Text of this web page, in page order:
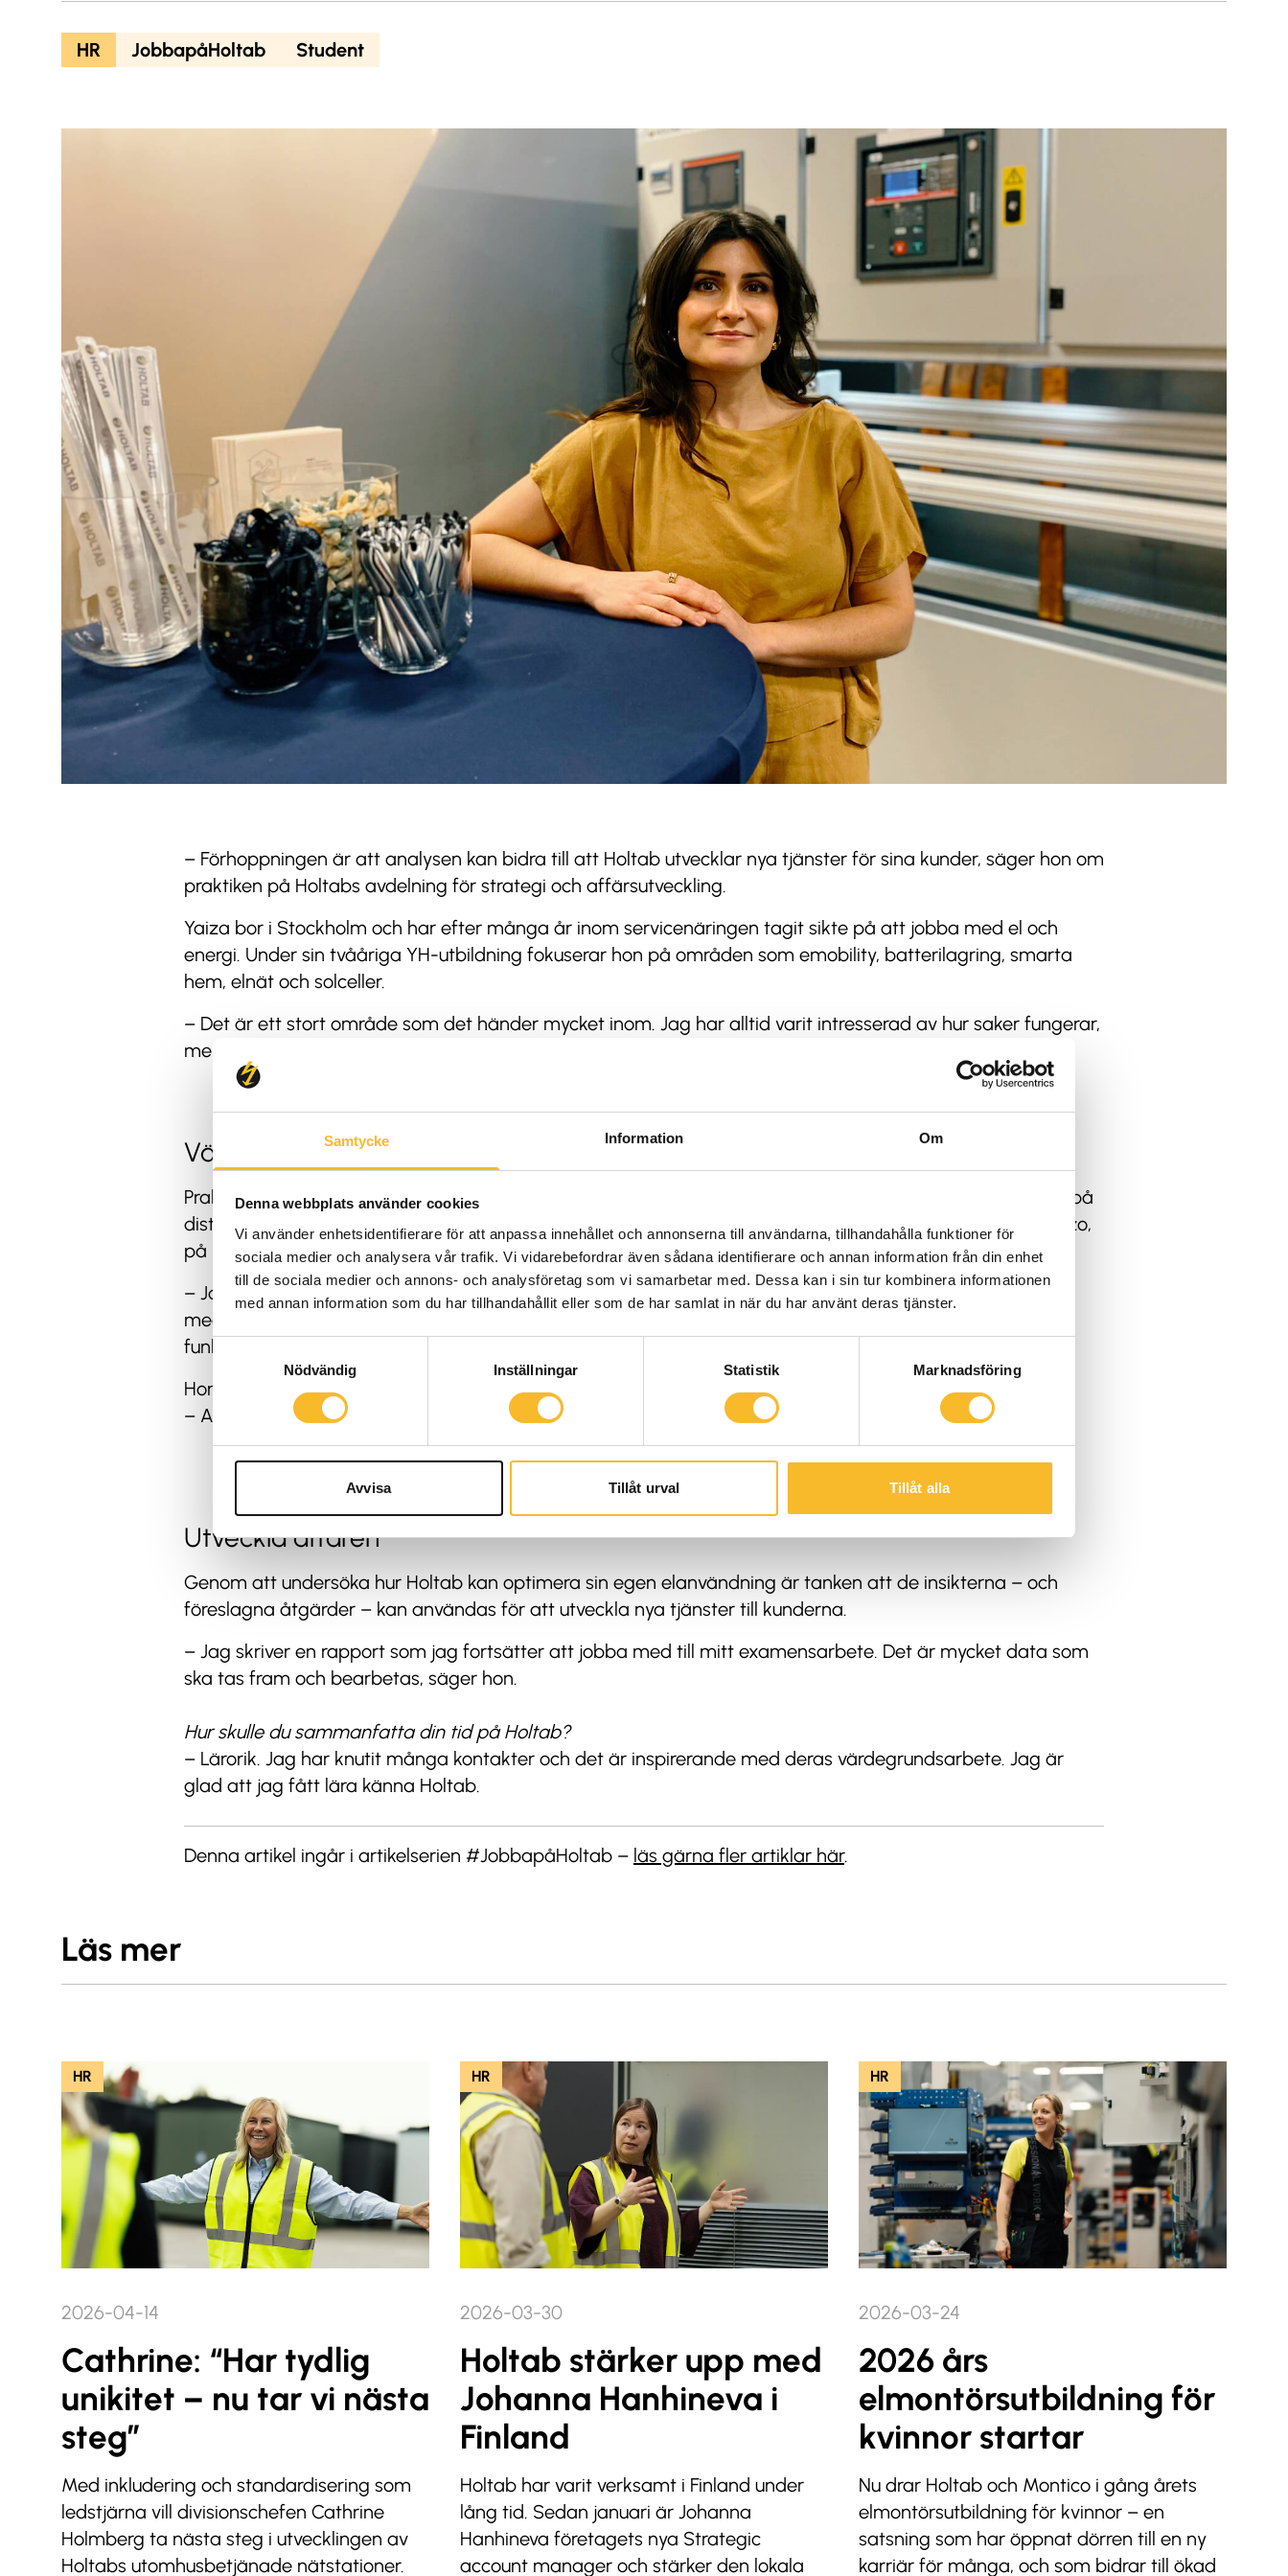
Samtycke Information Om
Denna webbplats använder cookies
Vi använder enhetsidentifierare för att anpassa innehållet och annonserna till användarna, tillhandahålla funktioner för
sociala medier och analysera vår trafik. Vi vidarebefordrar även sådana identifierare och annan information från din enhet
till de sociala medier och annons- och analysföretag som vi samarbetar med. Dessa kan i sin tur kombinera informationen
med annan information som du har tillhandahållit eller som de har samlat in när du har använt deras tjänster.
Nödvändig
Inställningar Statistik Marknadsföring
Avvisa Tillåt urval Tillåt alla
HR JobbapåHoltab Student
– Förhoppningen är att analysen kan bidra till att Holtab utvecklar nya tjänster för sina kunder, säger hon om
praktiken på Holtabs avdelning för strategi och affärsutveckling.
Yaiza bor i Stockholm och har efter många år inom servicenäringen tagit sikte på att jobba med el och
energi. Under sin tvååriga YH-utbildning fokuserar hon på områden som emobility, batterilagring, smarta
hem, elnät och solceller.
– Det är ett stort område som det händer mycket inom. Jag har alltid varit intresserad av hur saker fungerar,
men yrkesmässigt är det nytt för mig, säger hon.
Värderingar är viktigt
Praktiken, som på yrkeshögskolan kallas Lärande i arbete (LIA), är nyligen avslutad och innebar att Yaiza på
distans deltagit i Holtabs arbete. Löpande har hon träffat Holtabs seniora affärsutvecklare Mohamed Ezzo,
på kontoret i Täby. Hon har även besökt Holtabs huvudkontor och fabrik i Tingsryd.
– Jag har fått ett gott intryck av Holtab och är särskilt imponerad av deras värdegrund och hur
medarbetarna lever upp till den. Jag var med på ett möte, med många medarbetare som har ledande
funktioner, och då var det hälften kvinnor och hälften män. Jargongen var jämställd.
Hon beskriver stämningen på Holtab som prestigelös.
– Alla har tid med mig och mina frågor. Det känns som ett inbjudande företag på alla sätt, säger Yaiza.
Utveckla affären
Genom att undersöka hur Holtab kan optimera sin egen elanvändning är tanken att de insikterna – och
föreslagna åtgärder – kan användas för att utveckla nya tjänster till kunderna.
– Jag skriver en rapport som jag fortsätter att jobba med till mitt examensarbete. Det är mycket data som
ska tas fram och bearbetas, säger hon.
Hur skulle du sammanfatta din tid på Holtab?
– Lärorik. Jag har knutit många kontakter och det är inspirerande med deras värdegrundsarbete. Jag är
glad att jag fått lära känna Holtab.
Denna artikel ingår i artikelserien #JobbapåHoltab – läs gärna fler artiklar här.
Läs mer
HR
2026-04-14
Cathrine: “Har tydlig
unikitet – nu tar vi nästa
steg”
Med inkludering och standardisering som
ledstjärna vill divisionschefen Cathrine
Holmberg ta nästa steg i utvecklingen av
Holtabs utomhusbetjänade nätstationer.
HR
2026-03-30
Holtab stärker upp med
Johanna Hanhineva i
Finland
Holtab har varit verksamt i Finland under
lång tid. Sedan januari är Johanna
Hanhineva företagets nya Strategic
account manager och stärker den lokala
HR
2026-03-24
2026 års
elmontörsutbildning för
kvinnor startar
Nu drar Holtab och Montico i gång årets
elmontörsutbildning för kvinnor – en
satsning som har öppnat dörren till en ny
karriär för många, och som bidrar till ökad